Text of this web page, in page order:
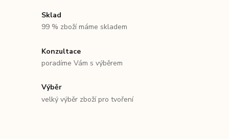
Sklad
99 % zboží máme skladem
Konzultace
poradíme Vám s výběrem
Výběr
velký výběr zboží pro tvoření